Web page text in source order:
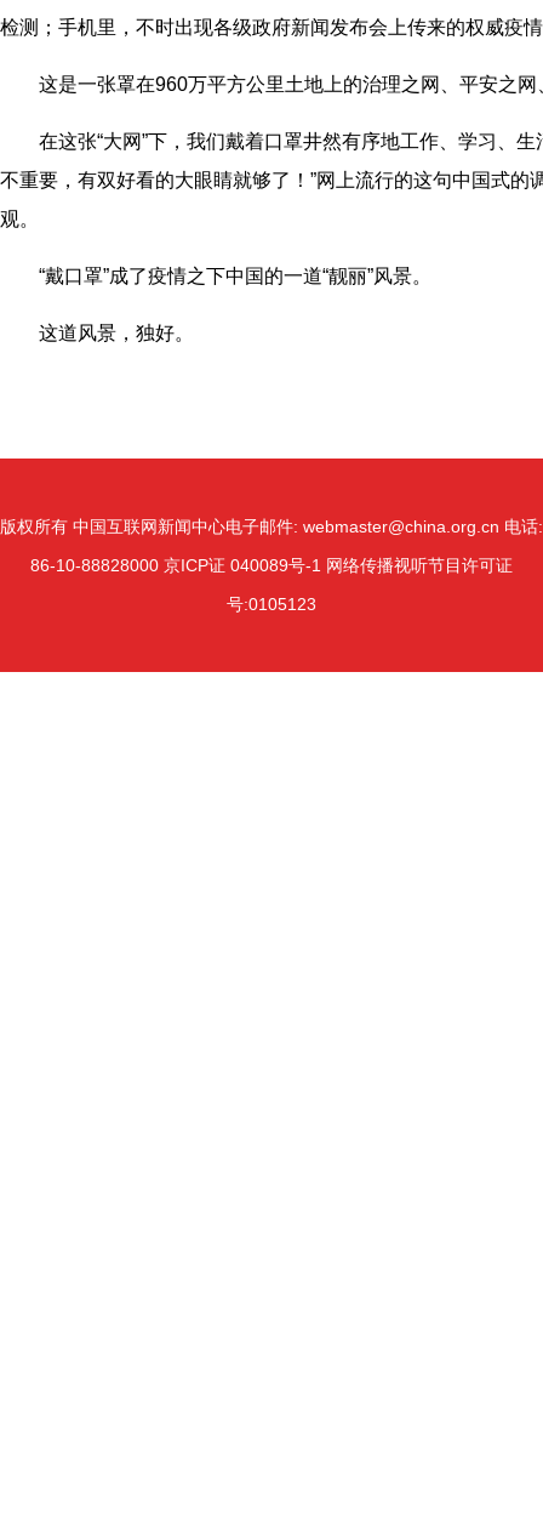
检测；手机里，不时出现各级政府新闻发布会上传来的权威
这是一张罩在960万平方公里土地上的治理之网、平安之网
在这张“大网”下，我们戴着口罩井然有序地工作、学习、
不重要，有双好看的大眼睛就够了！”网上流行的这句中国式
观。
“戴口罩”成了疫情之下中国的一道“靓丽”风景。
这道风景，独好。
版权所有 中国互联网新闻中心电子邮件: webmaster@china.org.cn 电话:
86-10-88828000 京ICP证 040089号-1 网络传播视听节目许可证
号:0105123